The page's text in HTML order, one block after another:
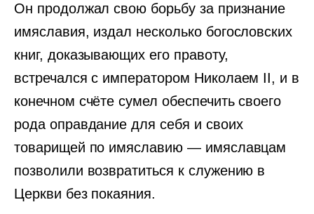
Он продолжал свою борьбу за признание
имяславия, издал несколько богословских
книг, доказывающих его правоту,
встречался с императором Николаем II, и в
конечном счёте сумел обеспечить своего
рода оправдание для себя и своих
товарищей по имяславию — имяславцам
позволили возвратиться к служению в
Церкви без покаяния.